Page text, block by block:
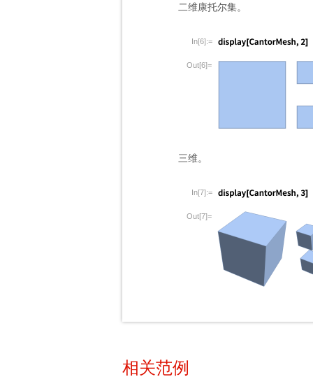
二维康托尔集。
In[6]:=
Out[6]=
三维。
In[7]:=
Out[7]=
相关范例